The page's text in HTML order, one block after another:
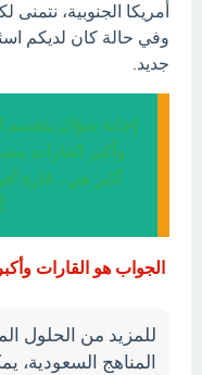
أمريكا الجنوبية،
وفي حالة كان لديكم
جديد.
إجابة سؤال
وأكبر القارات
أكبر هي . قارة
الجواب هو القارات
للمزيد من الحلول
المناهج السعودية،